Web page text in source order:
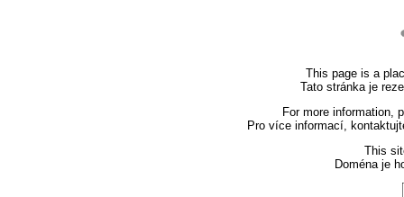
This page is a
Tato stránka je
For more information,
Pro více informací,
This
Doména je